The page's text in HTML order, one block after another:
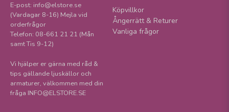
E-post: info@elstore.se
(Vardagar 8-16) Mejla vid
orderfrågor
Telefon: 08-661 21 21 (Mån
samt Tis 9-12)
Vi hjälper er gärna med råd &
tips gällande ljuskällor och
armaturer, välkommen med din
fråga INFO@ELSTORE.SE
Köpvillkor
Ångerrätt & Returer
Vanliga frågor